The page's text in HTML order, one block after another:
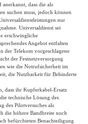
dass die als
suchen muss, jedoch können
nur
Universaldienst sei
erschwingliche
Angebot entfalten
der Telekom vorgeschlagene
der Festnetzversorgung
wie die Notrufsicherheit im
die Nutzbarkeit für Behinderte
dass ihr Kupferkabel-Ersatz
technische Lösung des
des Pilotversuches als
die höhere Bandbreite noch
befürchteten Benachteiligung